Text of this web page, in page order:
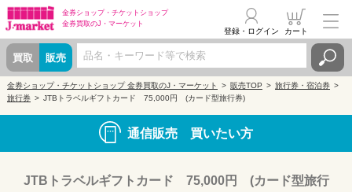
金券ショップ・ チケットショップ
金券買取のJ・マーケット
買取 販売
登録・ログイン カート
金券ショップ・チケットショップ 金券買取のJ・マーケット 販売TOP
旅行券・宿泊券
旅行券
JTBトラベルギフトカード 75,000円 (カード型旅行券)
通信販売 買いたい方
JTBトラベルギフトカード 75,000円 (カード型旅行